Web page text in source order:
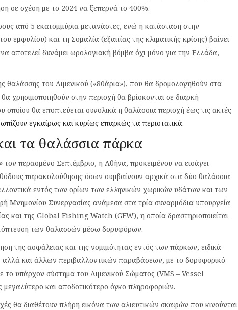
σε σχέση με το 2024 να ξεπερνά το 400%.
από 5 εκατομμύρια μετανάστες, ενώ η κατάσταση στην
και τη Σομαλία (εξαιτίας της κλιματικής κρίσης) βαίνει
αποτελεί δυνάμει ωρολογιακή βόμβα όχι μόνο για την Ελλάδα,
θαλάσσης του Λιμενικού («80άρια»), που θα δρομολογηθούν στα
χρησιμοποιηθούν στην περιοχή θα βρίσκονται σε διαρκή
οποίου θα εποπτεύεται συνολικά η θαλάσσια περιοχή έως τις ακτές
εγκαίρως και κυρίως επαρκώς τα περιστατικά.
τα θαλάσσια πάρκα
περασμένο Σεπτέμβριο, η Αθήνα, προκειμένου να εισάγει
παρακολούθησης όσων συμβαίνουν αρχικά στα δύο θαλάσσια
εντός των ορίων των ελληνικών χωρικών υδάτων και των
Συνεργασίας ανάμεσα στα τρία συναρμόδια υπουργεία
και της Global Fishing Watch (GFW), η οποία δραστηριοποιείται
των θαλασσών μέσω δορυφόρων.
της ασφάλειας και της νομιμότητας εντός των πάρκων, ειδικά
και άλλων περιβαλλοντικών παραβάσεων, με το δορυφορικό
το υπάρχον σύστημα του Λιμενικού Σώματος (VMS – Vessel
και αποδοτικότερο όγκο πληροφοριών.
θα διαθέτουν πλήρη εικόνα των αλιευτικών σκαφών που κινούνται